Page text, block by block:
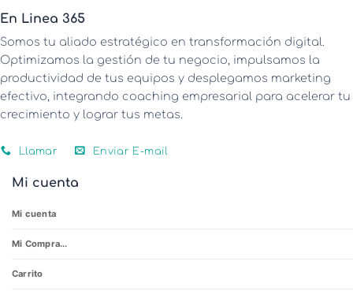
En Linea 365
Somos tu aliado estratégico en transformación digital.
Optimizamos la gestión de tu negocio, impulsamos la
productividad de tus equipos y desplegamos marketing
efectivo, integrando coaching empresarial para acelerar tu
crecimiento y lograr tus metas.
Llamar Enviar E-mail
Mi cuenta
Mi cuenta
Mi Compra...
Carrito